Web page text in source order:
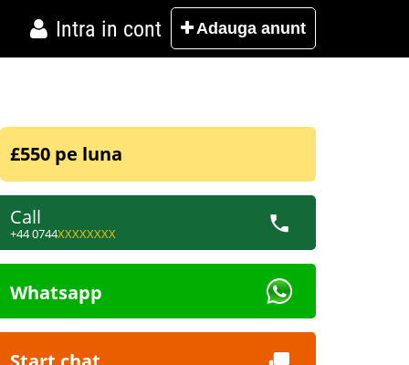
Intra in cont Adauga anunt
£550 pe luna
Call
+44 0744XXXXXXXX
Whatsapp